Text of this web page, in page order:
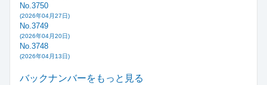
No.3750
(2026年04月27日)
No.3749
(2026年04月20日)
No.3748
(2026年04月13日)
バックナンバーをもっと見る